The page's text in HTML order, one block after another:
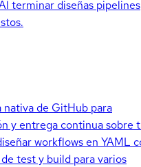
terminar diseñas pipelines
de GitHub para
y entrega continua sobre
workflows en YAML
test y build para varios